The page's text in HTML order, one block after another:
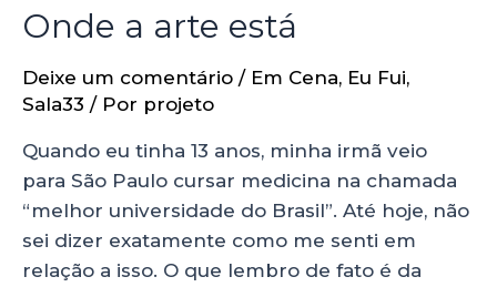
Onde a arte está
Deixe um comentário / Em Cena, Eu Fui,
Sala33 / Por projeto
Quando eu tinha 13 anos, minha irmã veio
para São Paulo cursar medicina na chamada
“melhor universidade do Brasil”. Até hoje, não
sei dizer exatamente como me senti em
relação a isso. O que lembro de fato é da